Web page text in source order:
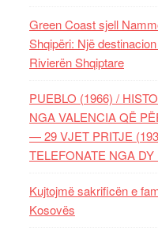
Green Coast sjell
Shqipëri: Një
Rivierën Shqiptare
PUEBLO (1966) /
NGA VALENCIA QË
— 29 VJET PRITJE
TELEFONATE NGA DY
Kujtojmë sakrificën e
Kosovës